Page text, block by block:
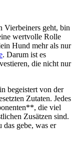
Vierbeiners geht,‍ bin
wertvolle ‌Rolle
‌Hund mehr als nur
. ⁢Darum ist es
die nicht nur
begeistert⁢ von ⁣der
Zutaten. Jedes
die viel‍
⁤Zusätzen sind.
⁤das gebe, was er